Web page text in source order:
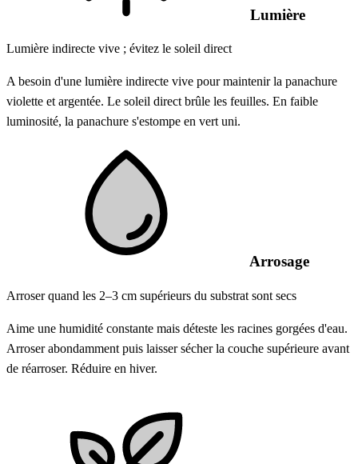
Lumière
Lumière indirecte vive ; évitez le soleil direct
A besoin d'une lumière indirecte vive pour maintenir la panachure
violette et argentée. Le soleil direct brûle les feuilles. En faible
luminosité, la panachure s'estompe en vert uni.
Arrosage
Arroser quand les 2–3 cm supérieurs du substrat sont secs
Aime une humidité constante mais déteste les racines gorgées d'eau.
Arroser abondamment puis laisser sécher la couche supérieure avant
de réarroser. Réduire en hiver.